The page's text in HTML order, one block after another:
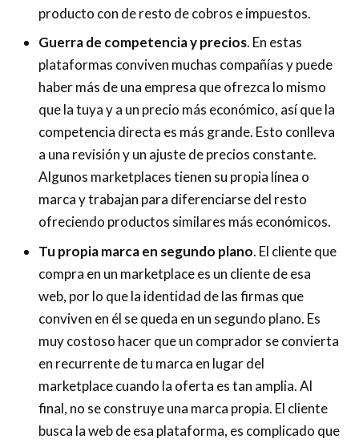
producto con de resto de cobros e impuestos.
Guerra de competencia y precios. En estas
plataformas conviven muchas compañías y puede
haber más de una empresa que ofrezca lo mismo
que la tuya y a un precio más económico, así que la
competencia directa es más grande. Esto conlleva
a una revisión y un ajuste de precios constante.
Algunos marketplaces tienen su propia línea o
marca y trabajan para diferenciarse del resto
ofreciendo productos similares más económicos.
Tu propia marca en segundo plano. El cliente que
compra en un marketplace es un cliente de esa
web, por lo que la identidad de las firmas que
conviven en él se queda en un segundo plano. Es
muy costoso hacer que un comprador se convierta
en recurrente de tu marca en lugar del
marketplace cuando la oferta es tan amplia. Al
final, no se construye una marca propia. El cliente
busca la web de esa plataforma, es complicado que